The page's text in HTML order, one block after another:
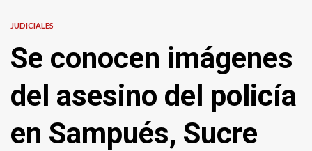
JUDICIALES
Se conocen imágenes
del asesino del policía
en Sampués, Sucre